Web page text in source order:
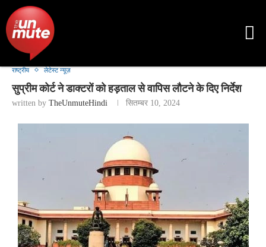
राष्ट्रीय लेटेस्ट न्यूज़
सुप्रीम कोर्ट ने डाक्टरों को हड़ताल से वापिस लौटने के दिए निर्देश
written by TheUnmuteHindi सितम्बर 10, 2024